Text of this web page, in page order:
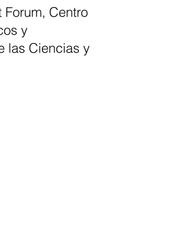
Centro
y
las Ciencias y